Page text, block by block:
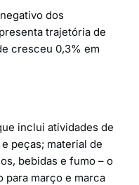
dos
trajetória de
cresceu 0,3% em
inclui atividades de
peças; material de
bebidas e fumo – o
março e marca